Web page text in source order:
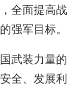
全面提高战
强军目标。
武装力量的
全、发展利